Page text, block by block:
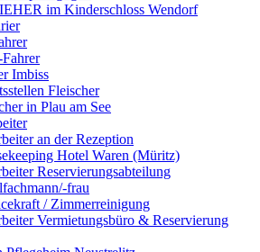
im Kinderschloss Wendorf
Imbiss
Fleischer
in Plau am See
an der Rezeption
Hotel Waren (Müritz)
Reservierungsabteilung
frau
/ Zimmerreinigung
Vermietungsbüro & Reservierung